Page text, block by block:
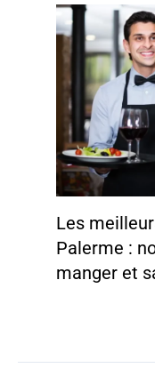
Les
Palerme :
manger et